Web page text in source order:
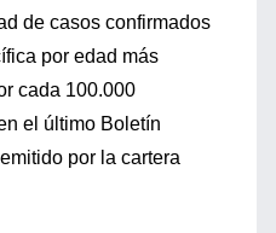
de casos confirmados
por edad más
cada 100.000
el último Boletín
por la cartera